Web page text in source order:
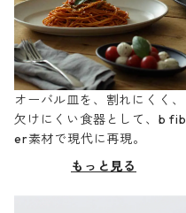
オーバル皿を、割れにくく、
欠けにくい食器として、b fib
er素材で現代に再現。
もっと見る